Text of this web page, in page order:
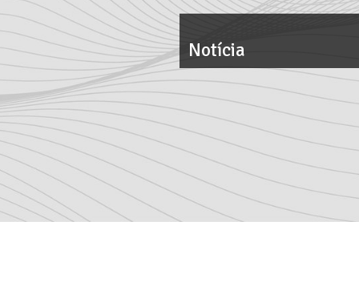
Notícia